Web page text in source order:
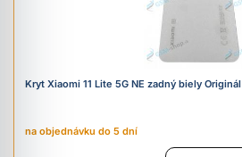
Kryt Xiaomi 11 Lite 5G NE zadný biely Originál
na objednávku do 5 dní